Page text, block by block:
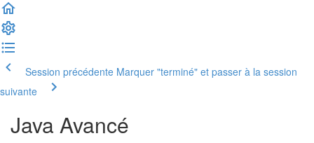
Session précédente Marquer "terminé" et passer à la session
suivante
Java Avancé